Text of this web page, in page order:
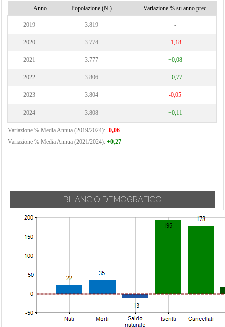
Anno Popolazione (N.) Variazione % su anno prec.
2019 3.819 -
2020 3.774 -1,18
2021 3.777 +0,08
2022 3.806 +0,77
2023 3.804 -0,05
2024 3.808 +0,11
Variazione % Media Annua (2019/2024): -0,06
Variazione % Media Annua (2021/2024): +0,27
BILANCIO DEMOGRAFICO